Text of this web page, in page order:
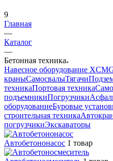
9
Главная
—
Каталог
—
Бетонная техника
Навесное оборудование
краныСамосвалыТягачи
техникаПортовая техника
подъемникиПогрузчики
оборудованиеБуровые
строительная техника
погрузчикиЭкскаваторы
Автобетононасос 1 товар